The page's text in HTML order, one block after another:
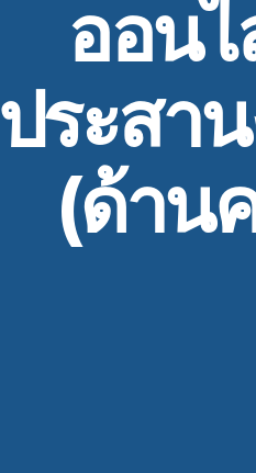
ออน
ประสา
(ด้าน